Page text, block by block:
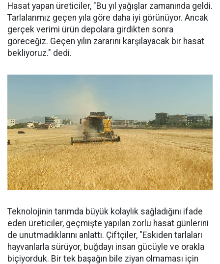
Hasat yapan üreticiler, "Bu yıl yağışlar zamanında geldi.
Tarlalarımız geçen yıla göre daha iyi görünüyor. Ancak
gerçek verimi ürün depolara girdikten sonra
göreceğiz. Geçen yılın zararını karşılayacak bir hasat
bekliyoruz." dedi.
Teknolojinin tarımda büyük kolaylık sağladığını ifade
eden üreticiler, geçmişte yapılan zorlu hasat günlerini
de unutmadıklarını anlattı. Çiftçiler, "Eskiden tarlaları
hayvanlarla sürüyor, buğdayı insan gücüyle ve orakla
biçiyorduk. Bir tek başağın bile ziyan olmaması için